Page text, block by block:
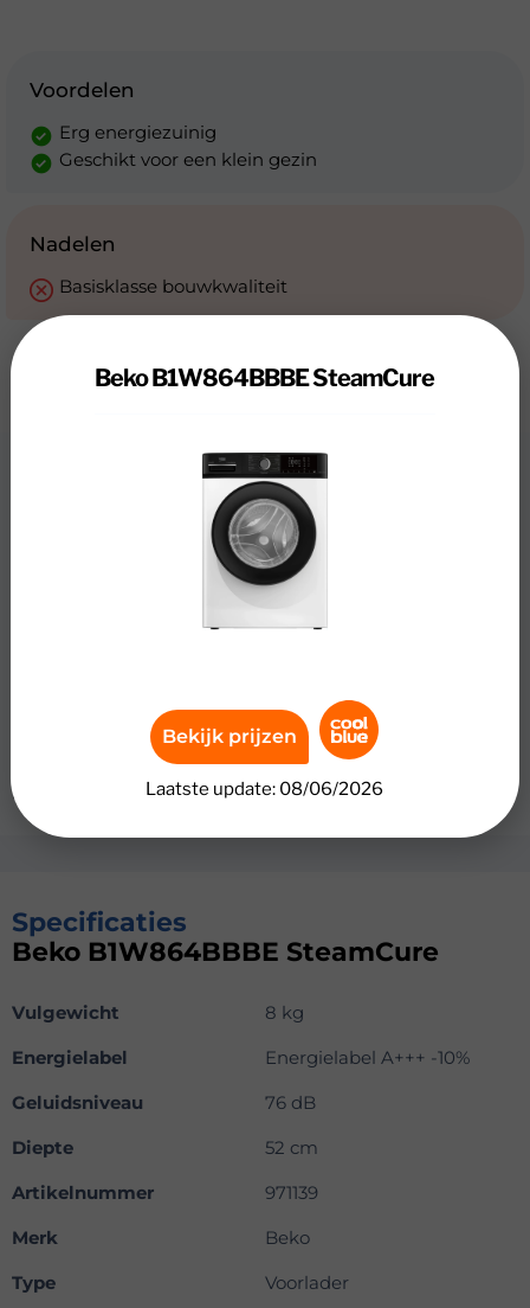
Voordelen
Erg energiezuinig
Geschikt voor een klein gezin
Nadelen
Basisklasse bouwkwaliteit
Beko B1W864BBBE SteamCure
Verwijder hardnekkige vlekken met de Beko
B1W864BBBE SteamCure. Deze wasmachine gebruikt
stoom om vuil los te weken, zodat je extra hygiënisch
wast. Je wast kleine en middelgrote ladingen dankzij het
vulgewicht van 8 kilogram. Zo past het beddengoed van
één tweepersoonsbed of je kleding van een paar dagen
in de trommel.
Specificaties
Beko B1W864BBBE SteamCure
Vulgewicht
8 kg
Energielabel
Energielabel A+++ -10%
Geluidsniveau
76 dB
Diepte
52 cm
Artikelnummer
971139
Merk
Beko
Type
Voorlader
Beko B1W864BBBE SteamCure
Bekijk prijzen
Laatste update: 08/06/2026